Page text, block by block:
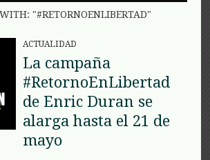
"#RETORNOENLIBERTAD"
ACTUALIDAD
La campaña
#RetornoEnLibertad
de Enric Duran se
alarga hasta el 21 de
mayo